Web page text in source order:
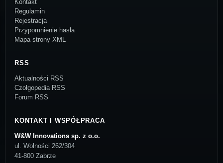
Kontakt
Regulamin
Rejestracja
Przypomnienie hasła
Mapa strony XML
RSS
Aktualności RSS
Czołgopedia RSS
Forum RSS
KONTAKT I WSPÓŁPRACA
W&W Innovations sp. z o.o.
ul. Wolności 262/304
41-800 Zabrze